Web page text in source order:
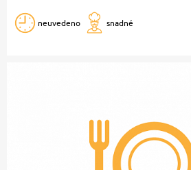
neuvedeno snadné